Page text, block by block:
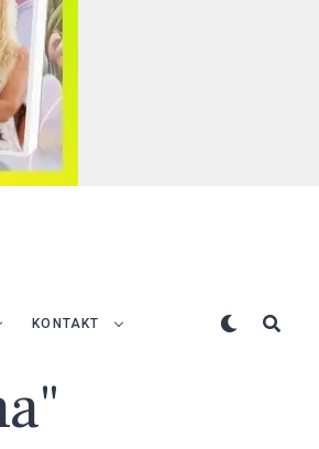
KONTAKT